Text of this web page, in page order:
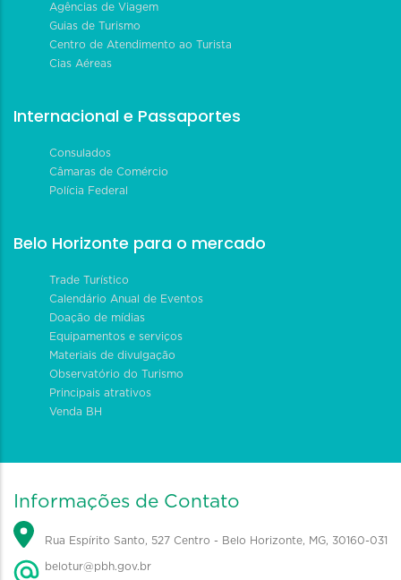
Agências de Viagem
Guias de Turismo
Centro de Atendimento ao Turista
Cias Aéreas
Internacional e Passaportes
Consulados
Câmaras de Comércio
Polícia Federal
Belo Horizonte para o mercado
Trade Turístico
Calendário Anual de Eventos
Doação de mídias
Equipamentos e serviços
Materiais de divulgação
Observatório do Turismo
Principais atrativos
Venda BH
Informações de Contato
Rua Espírito Santo, 527 Centro - Belo Horizonte, MG, 30160-031
belotur@pbh.gov.br